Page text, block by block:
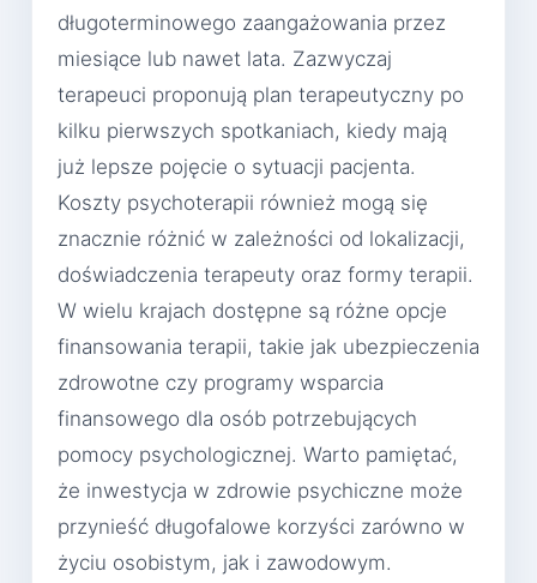
długoterminowego zaangażowania przez
miesiące lub nawet lata. Zazwyczaj
terapeuci proponują plan terapeutyczny po
kilku pierwszych spotkaniach, kiedy mają
już lepsze pojęcie o sytuacji pacjenta.
Koszty psychoterapii również mogą się
znacznie różnić w zależności od lokalizacji,
doświadczenia terapeuty oraz formy terapii.
W wielu krajach dostępne są różne opcje
finansowania terapii, takie jak ubezpieczenia
zdrowotne czy programy wsparcia
finansowego dla osób potrzebujących
pomocy psychologicznej. Warto pamiętać,
że inwestycja w zdrowie psychiczne może
przynieść długofalowe korzyści zarówno w
życiu osobistym, jak i zawodowym.